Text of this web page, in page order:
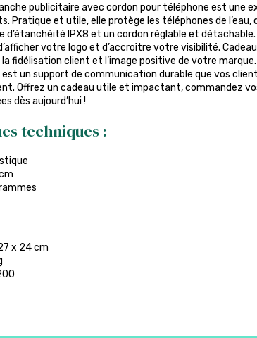
publicitaire avec cordon pour téléphone est une
Pratique et utile, elle protège les téléphones de l’eau,
d’étanchéité IPX8 et un cordon réglable et
votre logo et d’accroître votre visibilité.
fidélisation client et l’image positive de votre
est un support de communication durable que vos
Offrez un cadeau utile et impactant, commandez
dès aujourd’hui !
techniques :
x 24 cm